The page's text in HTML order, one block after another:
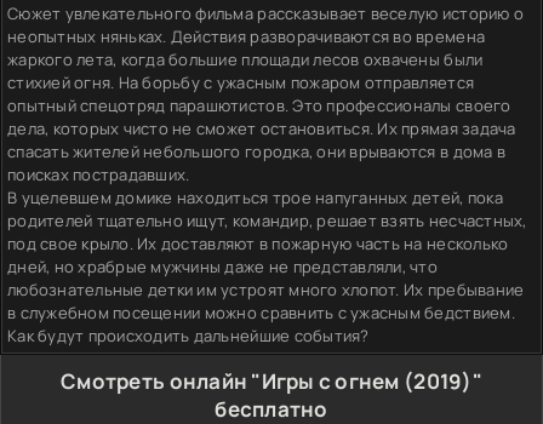
Сюжет увлекательного фильма рассказывает веселую историю о
неопытных няньках. Действия разворачиваются во времена
жаркого лета, когда большие площади лесов охвачены были
стихией огня. На борьбу с ужасным пожаром отправляется
опытный спецотряд парашютистов. Это профессионалы своего
дела, которых чисто не сможет остановиться. Их прямая задача
спасать жителей небольшого городка, они врываются в дома в
поисках пострадавших.
В уцелевшем домике находиться трое напуганных детей, пока
родителей тщательно ищут, командир, решает взять несчастных,
под свое крыло. Их доставляют в пожарную часть на несколько
дней, но храбрые мужчины даже не представляли, что
любознательные детки им устроят много хлопот. Их пребывание
в служебном посещении можно сравнить с ужасным бедствием.
Как будут происходить дальнейшие события?
Смотреть онлайн "Игры с огнем (2019)"
бесплатно